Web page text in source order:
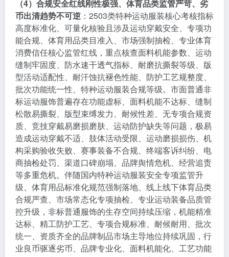
（4）合规安全红线刚性极强、体育品类监管严苛、劣
币出清趋势不可逆 ：2503类特种运动服装核心考核指标
高度标准化、可量化核验且涉及运动穿戴安全、专项功
能合规、体育用品类目准入、市场强制抽检、专业体育
消费信任核心监管红线，重点核查面料机能参数、运动
缝制牢固度、防水速干透气指标、耐磨抗撕裂等级、版
型活动适配性、耐汗蚀抗褪色性能、防护工艺规整度、
批次功能统一性、特种运动服装合规等级。市面普通非
标运动服饰普遍存在功能虚标、面料机能不达标、缝制
松散易撕裂、版型束缚发力、耐候性差、无专项合规资
质、竞技穿戴易磨损磨肤、运动防护缺失等问题，极易
造成运动穿戴不适、肢体活动受限、运动磨损损伤、机
构采购验收失败、赛事装备不合规、终端客诉纠纷、电
商抽检处罚、渠道口碑崩塌、品牌舆情危机、经营追责
等多重危机。伴随国内特种运动服装安全专项监管升
级、体育用品标准化规范强制落地、线上线下体育品类
合规严查、市场常态化专项抽检、专业运动装备品质管
控升级，非标普通服饰的生存空间持续压缩，机能精准
达标、精工防护工艺、专项合规标准、耐候耐用、批次
统一、资质齐全的品牌制品市场主导地位持续巩固，行
业良币驱逐劣币、品牌专业化、面料机能化、工艺功能